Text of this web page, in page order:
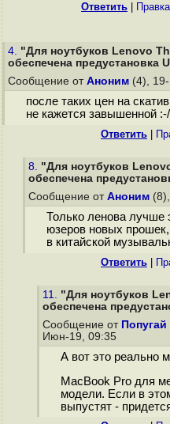
Ответить Правка
4. "Для ноутбуков Lenovo
обеспечена предустановка
Сообщение от Аноним (4),
после таких цен на
не кажется завышенной :-/
Ответить
8. "Для ноутбуков
обеспечена
Сообщение от Аноним
Только ленова лучше
юзеров новых
в китайской
Ответить
11. "Для ноутбуков
обеспечена
Сообщение от
Июн-19, 09:35
А вот это реально
MacBook Pro для
модели. Если в
выпустят -